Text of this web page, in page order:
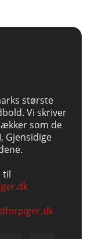
største
Vi skriver
som de
Gjensidige
til